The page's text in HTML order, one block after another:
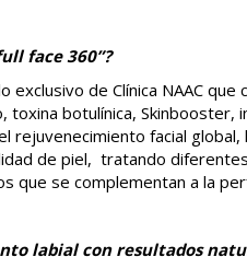
face 360”?
exclusivo de Clínica NAAC
toxina botulínica,
rejuvenecimiento facial
de piel, tratando
que se complementan a la
labial con resultados